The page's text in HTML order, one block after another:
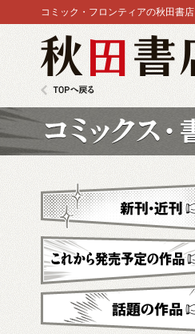
コミック・フロンティアの秋田書店
新刊・近刊
これから発売予定